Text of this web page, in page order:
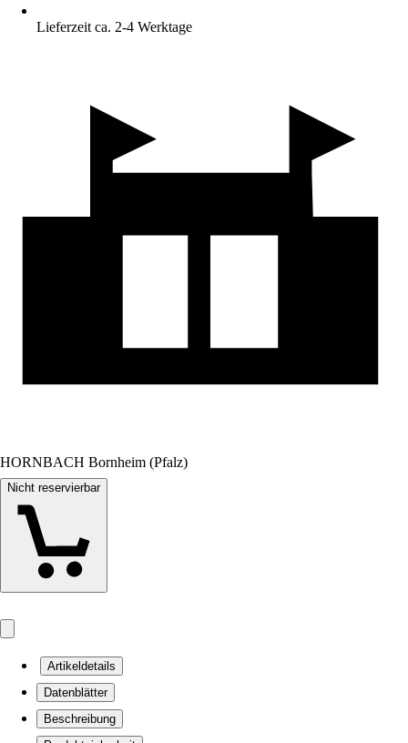
Lieferzeit ca. 2-4 Werktage
HORNBACH Bornheim (Pfalz)
Nicht reservierbar
Artikeldetails
Datenblätter
Beschreibung